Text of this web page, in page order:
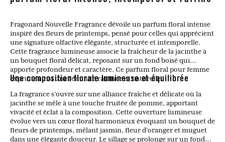
Fragonard Nouvelle Fragrance dévoile un parfum floral intense
inspiré des fleurs de printemps, pensé pour celles qui apprécient
une signature olfactive élégante, structurée et intemporelle.
Cette fragrance lumineuse associe la fraîcheur de la jacinthe à
un bouquet floral délicat, reposant sur un fond boisé qui
apporte profondeur et caractère. Ce parfum floral pour femme
exprime ainsi une féminité raffinée et naturelle.
Une composition florale lumineuse et équilibrée
La fragrance s’ouvre sur une alliance fraîche et délicate où la
jacinthe se mêle à une touche fruitée de pomme, apportant
vivacité et éclat à la composition. Cette ouverture lumineuse
évolue vers un cœur floral harmonieux évoquant un bouquet de
fleurs de printemps, mêlant jasmin, fleur d’oranger et muguet
dans une élégante douceur. Le sillage se prolonge sur un fond